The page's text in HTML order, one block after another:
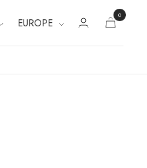
EUROPE
0